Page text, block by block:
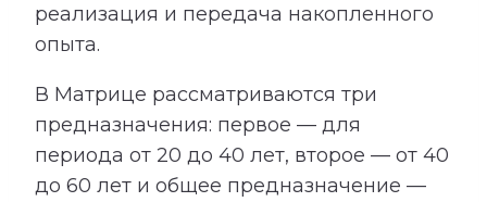
реализация и передача накопленного
опыта.
В Матрице рассматриваются три
предназначения: первое — для
периода от 20 до 40 лет, второе — от 40
до 60 лет и общее предназначение —